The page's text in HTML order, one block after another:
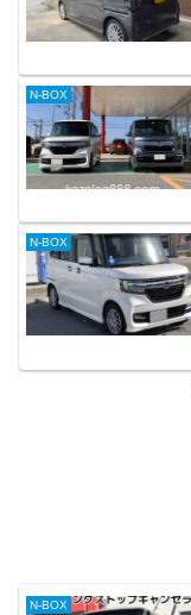
N-BOX
N-BOX
N-BOX